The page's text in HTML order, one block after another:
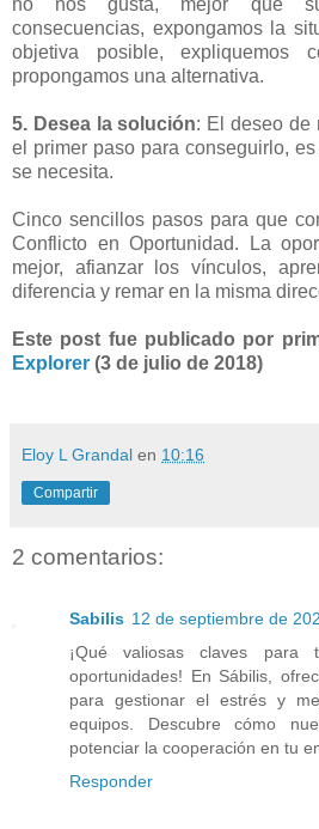
consecuencias, expongamos la
objetiva posible, expliquemos
propongamos una alternativa.
5. Desea la solución: El deseo de
el primer paso para conseguirlo,
se necesita.
Cinco sencillos pasos para que
Conflicto en Oportunidad. La
mejor, afianzar los vínculos,
diferencia y remar en la misma
Este post fue publicado por
Explorer (3 de julio de 2018)
Eloy L Grandal en 10:16
Compartir
2 comentarios:
Sabilis 12 de septiembre de
¡Qué valiosas claves para
oportunidades! En Sábilis,
para gestionar el estrés y
equipos. Descubre cómo
potenciar la cooperación en tu
Responder